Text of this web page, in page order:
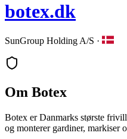
botex.dk
SunGroup Holding A/S ·
Om Botex
Botex er Danmarks største
og monterer gardiner, markiser